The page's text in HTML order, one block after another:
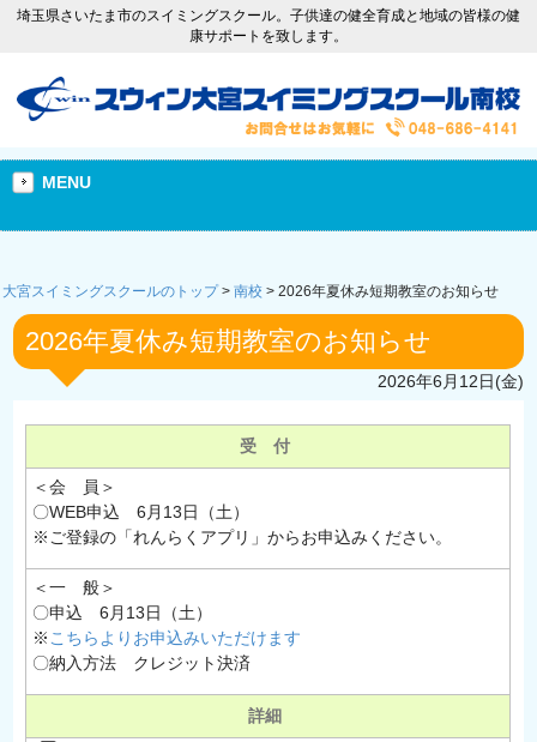
埼玉県さいたま市のスイミングスクール。子供達の健全育成と地域の皆様の健
康サポートを致します。
MENU
大宮スイミングスクールのトップ> 南校 > 2026年夏休み短期教室のお知らせ
2026年夏休み短期教室のお知らせ
2026年6月12日(金)
受 付
＜会 員＞
〇WEB申込 6月13日（土）
※ご登録の「れんらくアプリ」からお申込みください。
＜一 般＞
〇申込 6月13日（土）
※ こちらよりお申込みいただけます
〇納入方法 クレジット決済
詳細